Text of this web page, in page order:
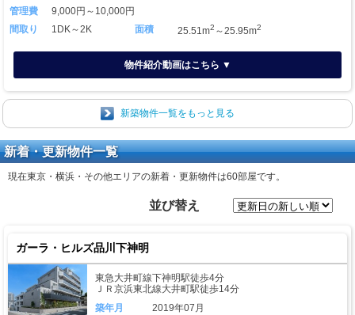
管理費
9,000円～10,000円
間取り
1DK～2K 面積 25.51m2 ～25.95m2
物件紹介動画はこちら ▼
新築物件一覧をもっと見る
新着・更新物件一覧
現在東京・横浜・その他エリアの新着・更新物件は60部屋です。
並び替え
ガーラ・ヒルズ品川下神明
東急大井町線下神明駅徒歩4分
ＪＲ京浜東北線大井町駅徒歩14分
築年月
2019年07月